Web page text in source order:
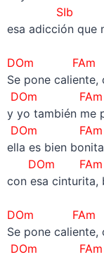
SIb
esa adicción que
DOm
FAm
Se pone caliente,
DOm
y yo también me
DOm
ella es bien
DOm
con esa cinturita,
DOm
FAm
Se pone caliente,
DOm